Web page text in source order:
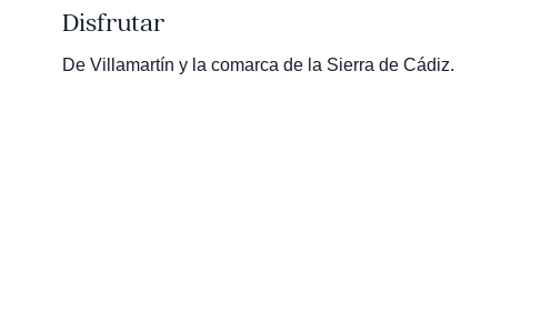
Disfrutar
De Villamartín y la comarca de la Sierra de Cádiz.